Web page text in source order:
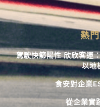
熱
駕駛快篩陽性 欣欣客運
以地
食安對企業
從企業實